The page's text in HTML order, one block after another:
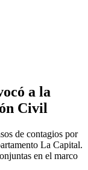
a la
Civil
de contagios por
La Capital.
en el marco